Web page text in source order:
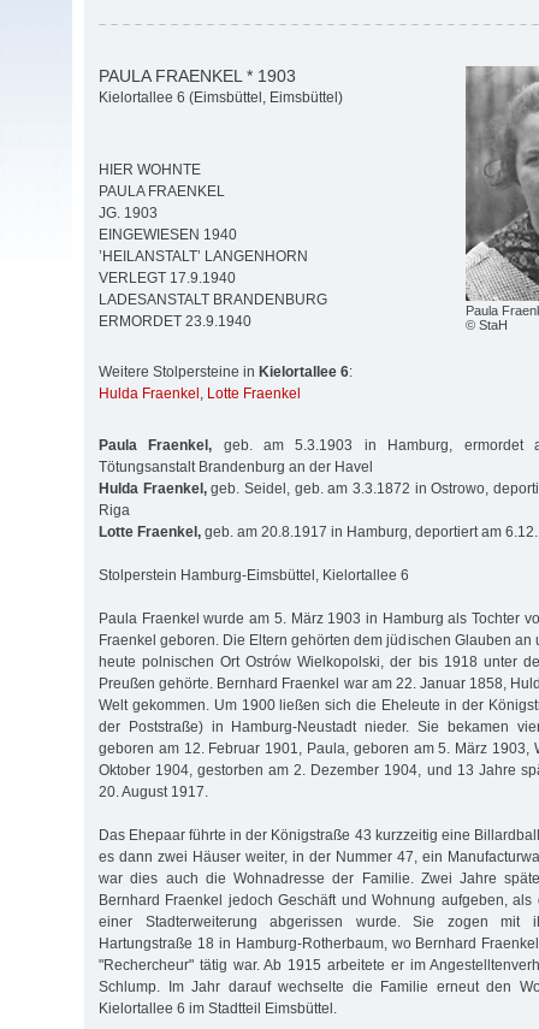
Paula
© StaH
PAULA FRAENKEL * 1903
Kielortallee 6 (Eimsbüttel, Eimsbüttel)
HIER WOHNTE
PAULA FRAENKEL
JG. 1903
EINGEWIESEN 1940
’HEILANSTALT’ LANGENHORN
VERLEGT 17.9.1940
LADESANSTALT BRANDENBURG
ERMORDET 23.9.1940
Weitere Stolpersteine in Kielortallee 6:
Hulda Fraenkel , Lotte Fraenkel
Paula Fraenkel, geb. am 5.3.1903 in Hamburg, ermordet
Tötungsanstalt Brandenburg an der Havel
Hulda Fraenkel,geb. Seidel, geb. am 3.3.1872 in Ostrowo,
Riga
Lotte Fraenkel, geb. am 20.8.1917 in Hamburg, deportiert am
Stolperstein Hamburg-Eimsbüttel, Kielortallee 6
Paula Fraenkel wurde am 5. März 1903 in Hamburg als Tochter
Fraenkel geboren. Die Eltern gehörten dem jüdischen Glauben an
heute polnischen Ort Ostrów Wielkopolski, der bis 1918 unter
Preußen gehörte. Bernhard Fraenkel war am 22. Januar 1858,
Welt gekommen. Um 1900 ließen sich die Eheleute in der
der Poststraße) in Hamburg-Neustadt nieder. Sie bekamen
geboren am 12. Februar 1901, Paula, geboren am 5. März 1903,
Oktober 1904, gestorben am 2. Dezember 1904, und 13 Jahre
20. August 1917.
Das Ehepaar führte in der Königstraße 43 kurzzeitig eine
es dann zwei Häuser weiter, in der Nummer 47, ein
war dies auch die Wohnadresse der Familie. Zwei Jahre
Bernhard Fraenkel jedoch Geschäft und Wohnung aufgeben,
einer Stadterweiterung abgerissen wurde. Sie zogen mit
Hartungstraße 18 in Hamburg-Rotherbaum, wo Bernhard
"Rechercheur" tätig war. Ab 1915 arbeitete er im
Schlump. Im Jahr darauf wechselte die Familie erneut den
Kielortallee 6 im Stadtteil Eimsbüttel.